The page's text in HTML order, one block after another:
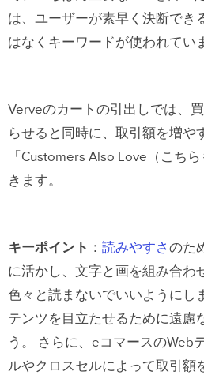
は、ユーザーが素早く決断でき
はなくキーワードが使われてい
Verveのカートの引出しでは、
らせると同時に、取引額を増や
「Customers Also Love（こち
きます。
キーポイント ： 読みやすさのた
に活かし、文字と画を組み合わ
色々と読まないでいいようにし
テンツを目立たせるために遠慮
う。 さらに、eコマースのWeb
ルやクロスセルによって取引額